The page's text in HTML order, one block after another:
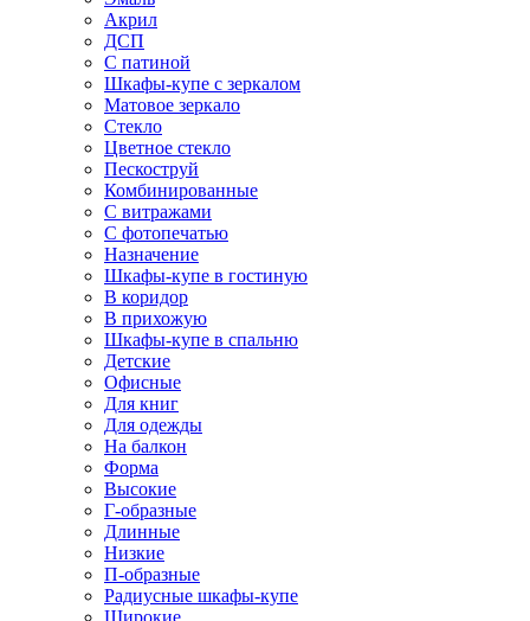
Акрил
ДСП
С патиной
Шкафы-купе с зеркалом
Матовое зеркало
Стекло
Цветное стекло
Пескоструй
Комбинированные
С витражами
С фотопечатью
Назначение
Шкафы-купе в гостиную
В коридор
В прихожую
Шкафы-купе в спальню
Детские
Офисные
Для книг
Для одежды
На балкон
Форма
Высокие
Г-образные
Длинные
Низкие
П-образные
Радиусные шкафы-купе
Широкие